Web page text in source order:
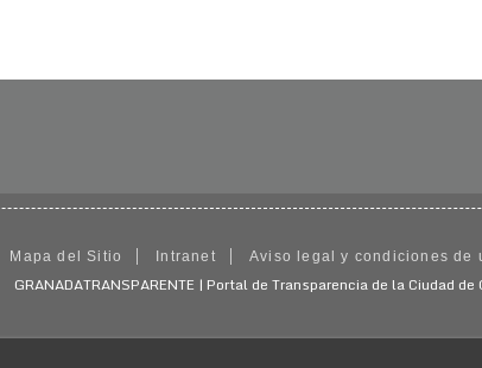
Mapa del Sitio Intranet Aviso legal y condiciones de
GRANADATRANSPARENTE | Portal de Transparencia de la Ciudad de